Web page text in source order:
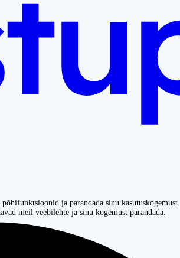
ja parandada sinu kasutuskogemust.
meil veebilehte ja sinu kogemust parandada.